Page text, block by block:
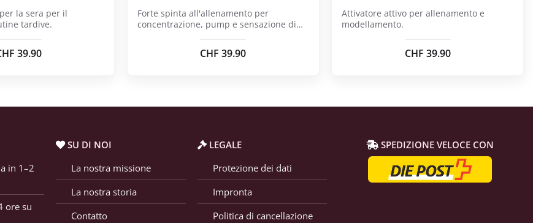
la sera per il
tardive.
39.90
Forte spinta all'allenamento per
concentrazione, pump e sensazione di
CHF 39.90
Attivatore attivo per allenamento e
modellamento.
CHF 39.90
in 1–2
ore su
SU DI NOI
La nostra missione
La nostra storia
Contatto
LEGALE
Protezione dei dati
Impronta
Politica di cancellazione
SPEDIZIONE VELOCE CON